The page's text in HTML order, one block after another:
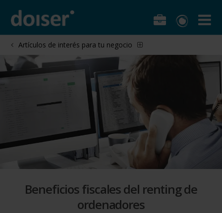
Artículos de interés para tu negocio
Beneficios fiscales del renting de
ordenadores